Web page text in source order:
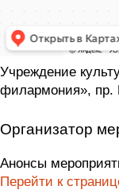
Учреждение
филармония», пр.
Организатор
Анонсы
Перейти к